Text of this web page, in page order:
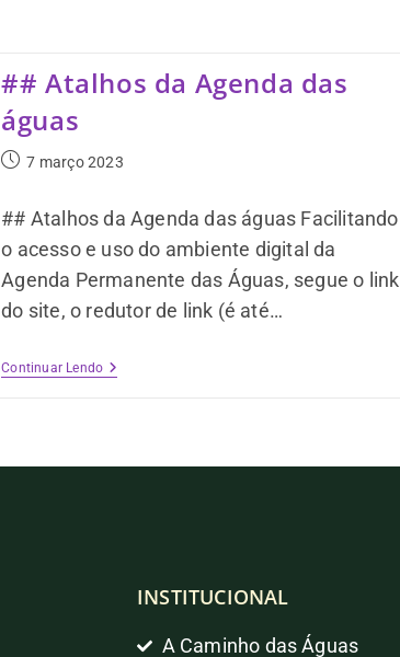
## Atalhos da Agenda das
águas
7 março 2023
## Atalhos da Agenda das águas Facilitando
o acesso e uso do ambiente digital da
Agenda Permanente das Águas, segue o link
do site, o redutor de link (é até…
Continuar Lendo
INSTITUCIONAL
A Caminho das Águas